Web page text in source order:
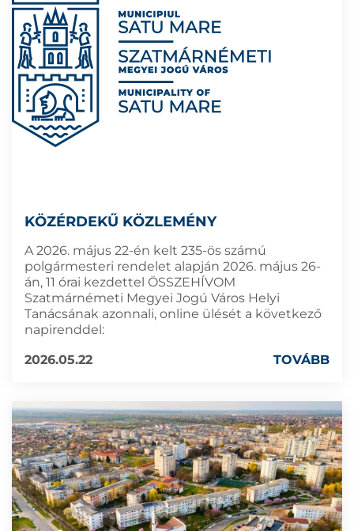
KÖZÉRDEKŰ KÖZLEMÉNY
A 2026. május 22-én kelt 235-ös számú
polgármesteri rendelet alapján 2026. május 26-
án, 11 órai kezdettel ÖSSZEHÍVOM
Szatmárnémeti Megyei Jogú Város Helyi
Tanácsának azonnali, online ülését a következő
napirenddel:
2026.05.22
TOVÁBB